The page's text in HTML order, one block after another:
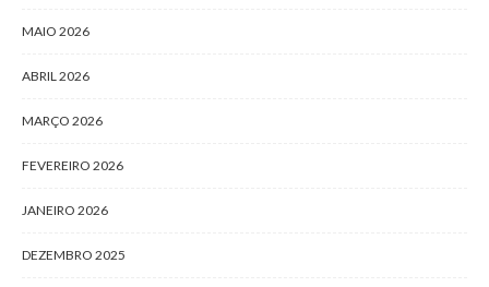
MAIO 2026
ABRIL 2026
MARÇO 2026
FEVEREIRO 2026
JANEIRO 2026
DEZEMBRO 2025